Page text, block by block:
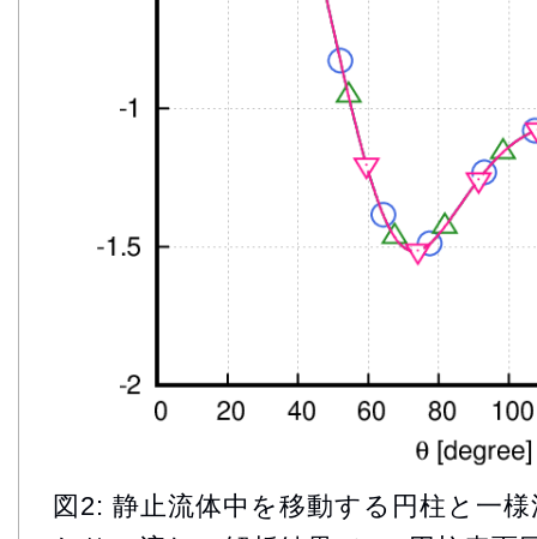
図2: 静止流体中を移動する円柱と一